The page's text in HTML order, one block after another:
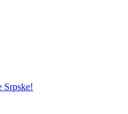
Srpske!